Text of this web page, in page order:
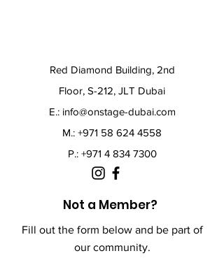
Red Diamond Building, 2nd
Floor, S-212, JLT Dubai
E.: info@onstage-dubai.com
M.: +971 58 624 4558
P.: +971 4 834 7300
Not a Member?
Fill out the form below and be part of
our community.